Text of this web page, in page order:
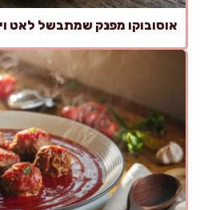
אוסובוקו מפנק שמתבשל לאט